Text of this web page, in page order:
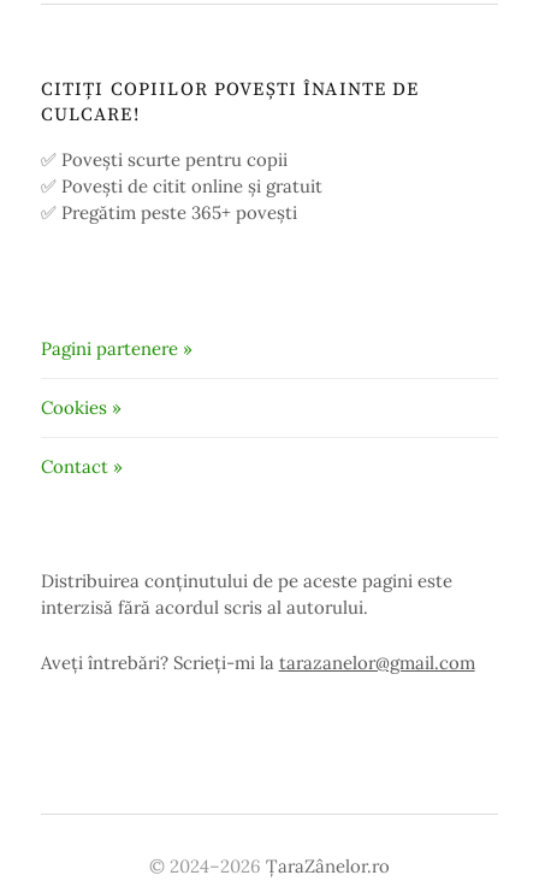
CITIȚI COPIILOR POVEȘTI ÎNAINTE DE
CULCARE!
✅ Povești scurte pentru copii
✅ Povești de citit online și gratuit
✅ Pregătim peste 365+ povești
Pagini partenere »
Cookies »
Contact »
Distribuirea conținutului de pe aceste pagini este
interzisă fără acordul scris al autorului.
Aveți întrebări? Scrieți-mi la tarazanelor@gmail.com
© 2024–2026 ȚaraZânelor.ro